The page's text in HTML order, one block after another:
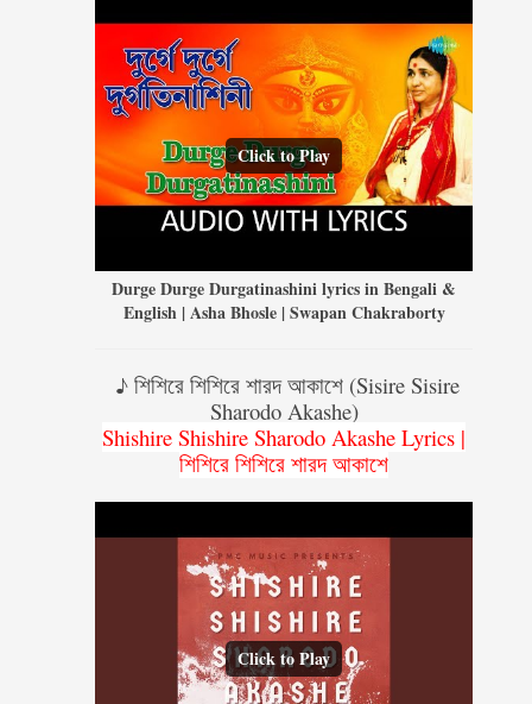
Click to Play
Durge Durge Durgatinashini lyrics in Bengali &
English | Asha Bhosle | Swapan Chakraborty
♪ শিশিরে শিশিরে শারদ আকাশে (Sisire Sisire
Sharodo Akashe)
Shishire Shishire Sharodo Akashe Lyrics |
শিশিরে শিশিরে শারদ আকাশে
Click to Play